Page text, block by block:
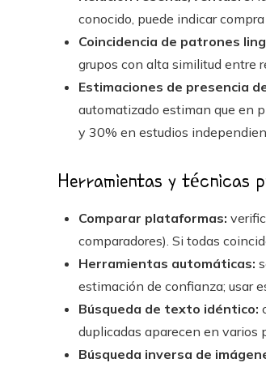
conocido, puede indicar
Coincidencia de patrones
grupos con alta similitud entre
Estimaciones de presencia
automatizado estiman que en
y 30% en estudios
Herramientas y técnicas
Comparar plataformas:
comparadores). Si todas
Herramientas automáticas:
estimación de confianza; usar
Búsqueda de texto idéntico:
duplicadas aparecen en varios
Búsqueda inversa de